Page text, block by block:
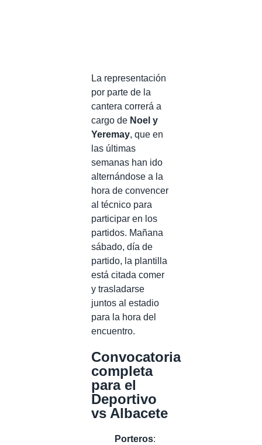
La representación
por parte de la
cantera correrá a
cargo de Noel y
Yeremay, que en
las últimas
semanas han ido
alternándose a la
hora de convencer
al técnico para
participar en los
partidos. Mañana
sábado, día de
partido, la plantilla
está citada comer
y trasladarse
juntos al estadio
para la hora del
encuentro.
Convocatoria
completa
para el
Deportivo
vs Albacete
Porteros: